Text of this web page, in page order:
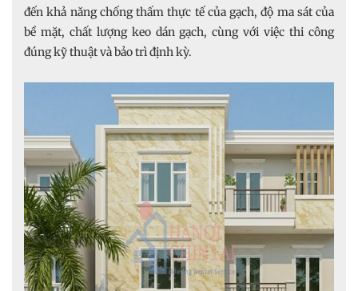
đến khả năng chống thấm thực tế của gạch, độ ma sát của
bề mặt, chất lượng keo dán gạch, cùng với việc thi công
đúng kỹ thuật và bảo trì định kỳ.